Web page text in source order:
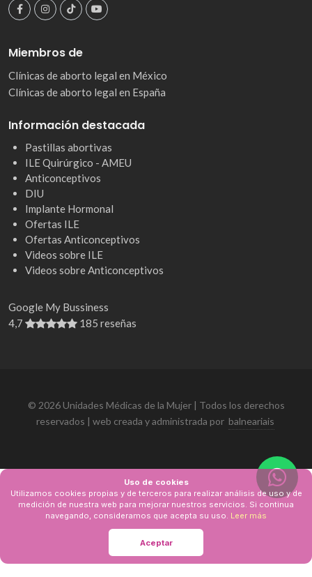
Miembros de
Clínicas de aborto legal en México
Clínicas de aborto legal en España
Información destacada
Pastillas abortivas
ILE Quirúrgico - AMEU
Anticonceptivos
DIU
Implante Hormonal
Ofertas ILE
Ofertas Anticonceptivos
Videos sobre ILE
Videos sobre Anticonceptivos
Google My Bussiness
4,7
185 reseñas
© 2026 Unidades Médicas de la Mujer | Todos los derechos
reservados | web creada y administrada por balneariais
Uso de cookies
Utilizamos cookies propias y de terceros para realizar análisis de uso y de
medición de nuestra web para mejorar nuestros servicios. Si continua
navegando, consideramos que acepta su uso. Leer más
Aceptar